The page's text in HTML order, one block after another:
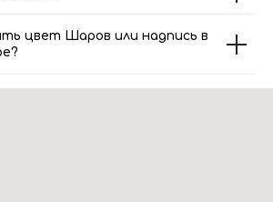
цвет Шаров или надпись в